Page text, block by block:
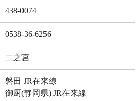
438-0074
0538-36-6256
二之宮
磐田 JR在来線
御厨(静岡県) JR在来線